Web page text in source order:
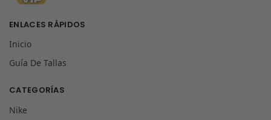
ENLACES RÁPIDOS
Inicio
Guía De Tallas
CATEGORÍAS
Nike